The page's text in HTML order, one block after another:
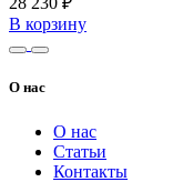
В корзину
О нас
О нас
Статьи
Контакты